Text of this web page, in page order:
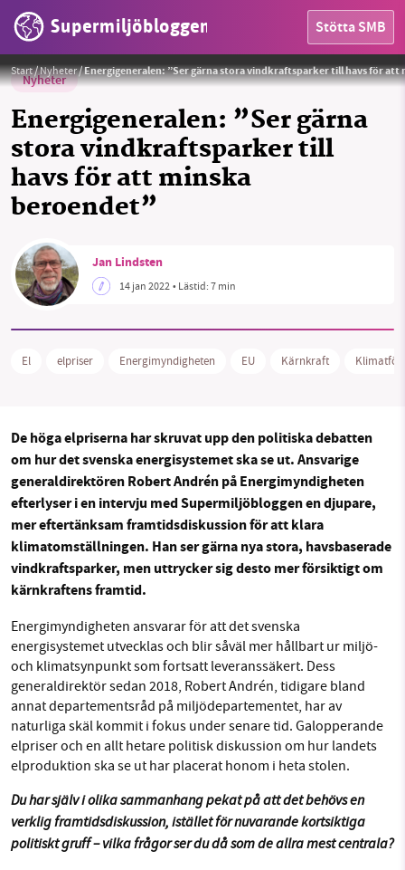
Supermiljöbloggen Stötta SMB
OMRÅDEN
OM OSS
Sök Sparade inlägg Tipsa oss
Facebook Instagram BlueSky
Threads LinkedIn
Start/Nyheter/Energigeneralen: ”Ser gärna stora vindkraftsparker till havs för att
Nyheter
Energigeneralen: ”Ser gärna
stora vindkraftsparker till
havs för att minska
beroendet”
Foto: Energimyndigheten/pressbild
Jan Lindsten
14 jan 2022• Lästid:7 min
El elpriser Energimyndigheten EU Kärnkraft
De höga elpriserna har skruvat upp den politiska debatten
om hur det svenska energisystemet ska se ut. Ansvarige
generaldirektören Robert Andrén på Energimyndigheten
efterlyser i en intervju med Supermiljöbloggen en djupare,
mer eftertänksam framtidsdiskussion för att klara
klimatomställningen. Han ser gärna nya stora, havsbaserade
vindkraftsparker, men uttrycker sig desto mer försiktigt om
kärnkraftens framtid.
Energimyndigheten ansvarar för att det svenska
energisystemet utvecklas och blir såväl mer hållbart ur miljö-
och klimatsynpunkt som fortsatt leveranssäkert. Dess
generaldirektör sedan 2018, Robert Andrén, tidigare bland
annat departementsråd på miljödepartementet, har av
naturliga skäl kommit i fokus under senare tid. Galopperande
elpriser och en allt hetare politisk diskussion om hur landets
elproduktion ska se ut har placerat honom i heta stolen.
Du har själv i olika sammanhang pekat på att det behövs en
verklig framtidsdiskussion, istället för nuvarande kortsiktiga
politiskt gruff – vilka frågor ser du då som de allra mest centrala?
SMB kämpar för en hållbar framtid. Sedan
starten 2010 har vår ideella redaktion drivit
miljödebatten framåt genom
nyhetsbevakning och granskningar. Nu vill vi
utveckla vårt arbete – och vi hoppas att du
Stötta vårt arbete genom att swisha en slant till
1231368703
Läs vad vi vill göra